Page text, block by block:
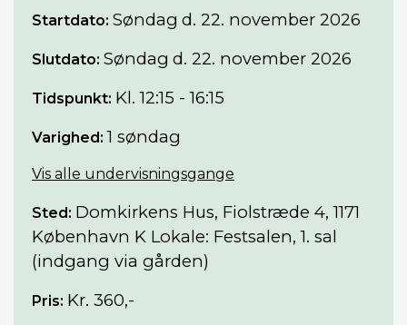
Startdato: Søndag d. 22. november 2026
Slutdato: Søndag d. 22. november 2026
Tidspunkt: Kl. 12:15 - 16:15
Varighed: 1 søndag
Vis alle undervisningsgange
Sted: Domkirkens Hus, Fiolstræde 4, 1171
København K Lokale: Festsalen, 1. sal
(indgang via gården)
Pris: Kr. 360,-